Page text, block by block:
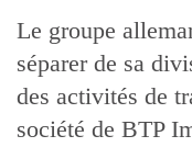
Le groupe
séparer de sa
des activités de
société de BTP